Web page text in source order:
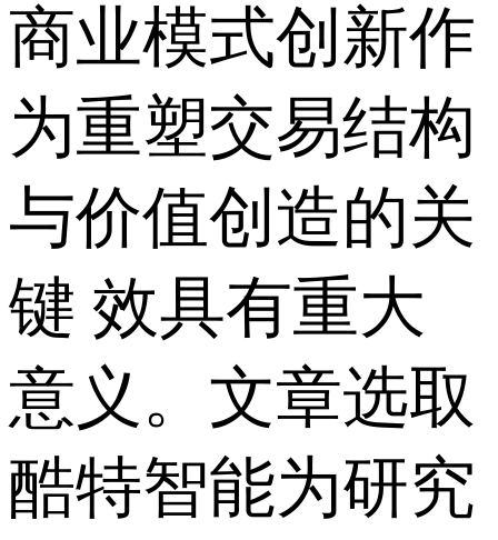
商业模式创新作
为重塑交易结构
与价值创造的关
键 效具有重大
意义。文章选取
酷特智能为研究